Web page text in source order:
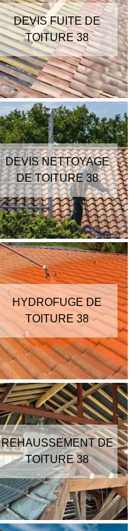
DEVIS FUITE DE
TOITURE 38
DEVIS NETTOYAGE
DE TOITURE 38
HYDROFUGE DE
TOITURE 38
REHAUSSEMENT DE
TOITURE 38